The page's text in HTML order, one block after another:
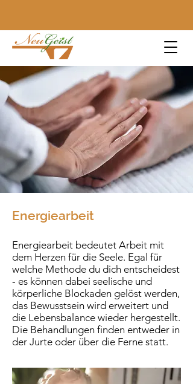
Energiearbeit
Energiearbeit bedeutet Arbeit mit
dem Herzen für die Seele. Egal für
welche Methode du dich entscheidest
- es können dabei seelische und
körperliche Blockaden gelöst werden,
das Bewusstsein wird erweitert und
die Lebensbalance wieder hergestellt.
Die Behandlungen finden entweder in
der Jurte oder über die Ferne statt.